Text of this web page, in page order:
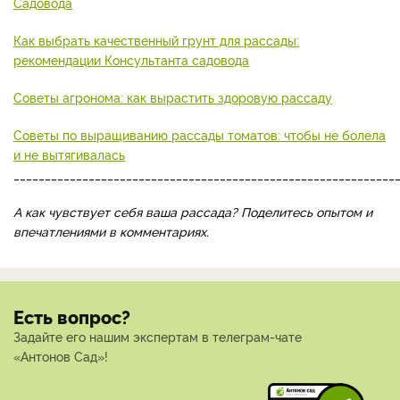
Как выбрать качественный грунт для рассады:
рекомендации Консультанта садовода
Советы агронома: как вырастить здоровую рассаду
Советы по выращиванию рассады томатов: чтобы не болела
и не вытягивалась
А как чувствует себя ваша рассада? Поделитесь опытом и
впечатлениями в комментариях.
Есть вопрос?
Задайте его нашим экспертам в телеграм-чате
«Антонов Сад»!